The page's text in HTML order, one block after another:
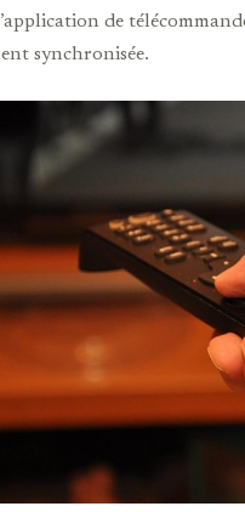
de
synchronisée.